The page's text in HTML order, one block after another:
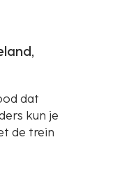
dat
kun je
de trein